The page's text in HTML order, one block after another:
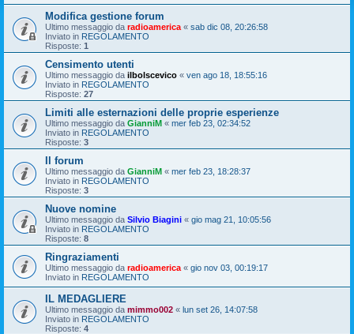
Modifica gestione forum
Ultimo messaggio da radioamerica « sab dic 08, 20:26:58
Inviato in REGOLAMENTO
Risposte: 1
Censimento utenti
Ultimo messaggio da ilbolscevico « ven ago 18, 18:55:16
Inviato in REGOLAMENTO
Risposte: 27
Limiti alle esternazioni delle proprie esperienze
Ultimo messaggio da GianniM « mer feb 23, 02:34:52
Inviato in REGOLAMENTO
Risposte: 3
Il forum
Ultimo messaggio da GianniM « mer feb 23, 18:28:37
Inviato in REGOLAMENTO
Risposte: 3
Nuove nomine
Ultimo messaggio da Silvio Biagini « gio mag 21, 10:05:56
Inviato in REGOLAMENTO
Risposte: 8
Ringraziamenti
Ultimo messaggio da radioamerica « gio nov 03, 00:19:17
Inviato in REGOLAMENTO
IL MEDAGLIERE
Ultimo messaggio da mimmo002 « lun set 26, 14:07:58
Inviato in REGOLAMENTO
Risposte: 4